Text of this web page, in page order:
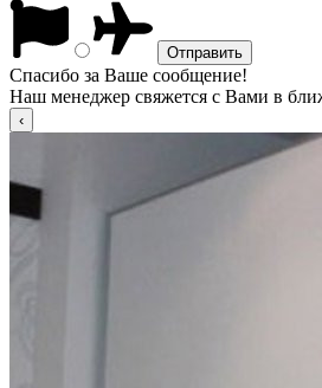
Спасибо за Ваше сообщение!
Наш менеджер свяжется с Вами в